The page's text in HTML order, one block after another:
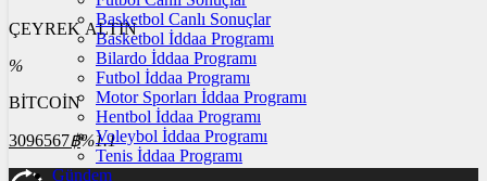
ÇEYREK ALTIN
%
BİTCOİN
3096567฿%1.1
Basketbol Canlı Sonuçlar
Basketbol İddaa Programı
Bilardo İddaa Programı
Futbol İddaa Programı
Motor Sporları İddaa Programı
Hentbol İddaa Programı
Voleybol İddaa Programı
Tenis İddaa Programı
Gündem